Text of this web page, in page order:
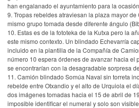
han engalanado el ayuntamiento para la
9. Tropas rebeldes atraviesan la plaza mayor
mismo grupo tomada desde diferente ángulo
10. Estas es de la fototeka de la Kutxa pero la
este mismo contexto. Un blindado Echevarría
incluido en la plantilla de la Compañía de
número 10 espera órdenes de avanzar hacia el
se encontrarían con la desagradable sorpresa
11. Camión blindado Somúa Naval sin torreta
rebelde entre Otxandio y el alto de Urquiola el
dos imágenes tomadas hacia el 15 de abril de
imposible identificar el numeral y solo son